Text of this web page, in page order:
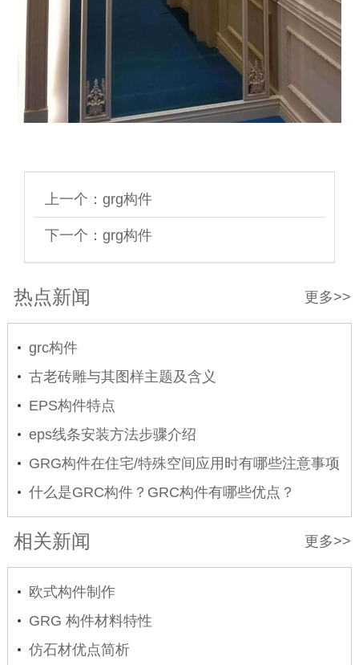
上一个： grg构件
下一个： grg构件
更多>>
热点新闻
grc构件
古老砖雕与其图样主题及含义
EPS构件特点
eps线条安装方法步骤介绍
GRG构件在住宅/特殊空间应用时有哪些注意事项
什么是GRC构件？GRC构件有哪些优点？
更多>>
相关新闻
欧式构件制作
GRG 构件材料特性
仿石材优点简析